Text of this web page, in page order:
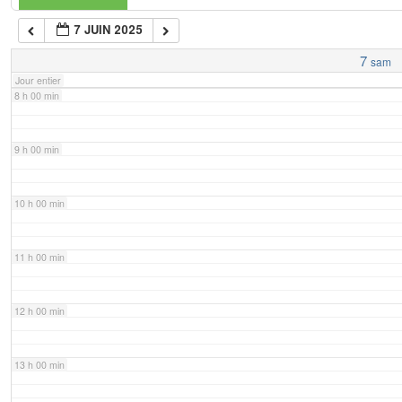
7 JUIN 2025
7 sam
Jour entier
7 h 00 min
8 h 00 min
9 h 00 min
10 h 00 min
11 h 00 min
12 h 00 min
13 h 00 min